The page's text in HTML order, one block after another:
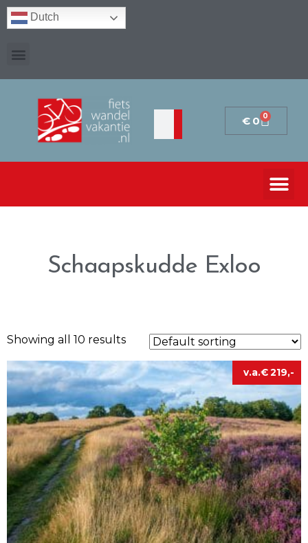
Dutch
€ 0 0
Schaapskudde Exloo
Showing all 10 results
€219